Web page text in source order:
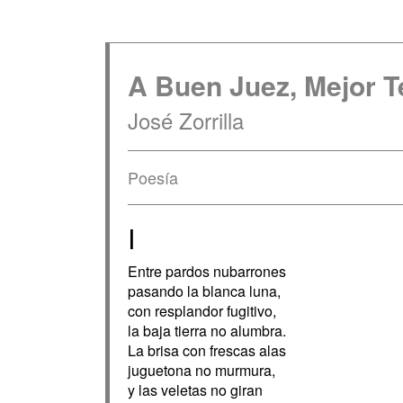
A Buen Juez, Mejor
José Zorrilla
Poesía
I
Entre pardos nubarrones
pasando la blanca luna,
con resplandor fugitivo,
la baja tierra no alumbra.
La brisa con frescas alas
juguetona no murmura,
y las veletas no giran